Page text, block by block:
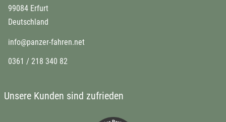
99084 Erfurt
Deutschland
info@panzer-fahren.net
0361 / 218 340 82
Unsere Kunden sind zufrieden